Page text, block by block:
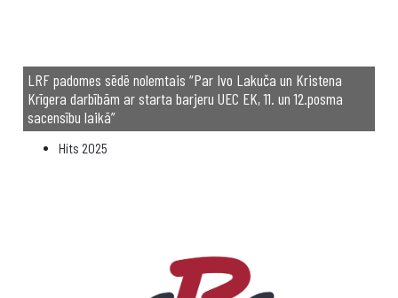
LRF padomes sēdē nolemtais “Par Ivo Lakuča un Kristena
Krīgera darbībām ar starta barjeru UEC EK, 11. un 12.posma
sacensību laikā”
Hits 2025